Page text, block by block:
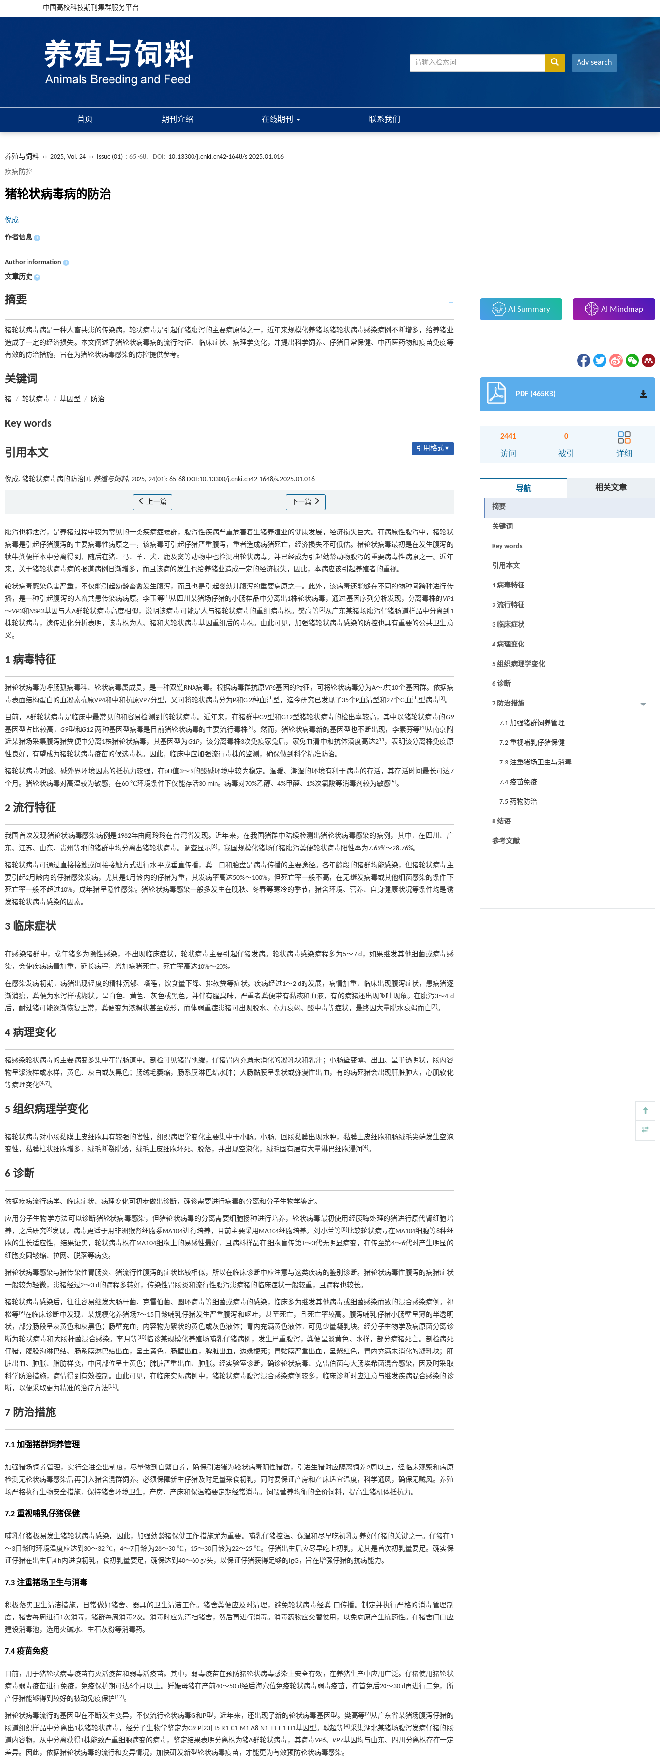
中国高校科技期刊集群服务平台
Adv search
首页 期刊介绍 在线期刊 联系我们
养殖与饲料 ›› 2025, Vol. 24 ›› Issue (01) : 65 -68. DOI: 10.13300/j.cnki.cn42-1648/s.2025.01.016
疾病防控
猪轮状病毒病的防治
倪成
作者信息 +
Author information +
文章历史 +
摘要
猪轮状病毒病是一种人畜共患的传染病，轮状病毒是引起仔猪腹泻的主要病原体之一，近年来规模化养猪场猪轮状病毒感染病例不断增多，给养猪业
造成了一定的经济损失。本文阐述了猪轮状病毒病的流行特征、临床症状、病理学变化，并提出科学饲养、仔猪日常保健、中西医药物和疫苗免疫等
有效的防治措施，旨在为猪轮状病毒感染的防控提供参考。
关键词
猪 / 轮状病毒 / 基因型 / 防治
Key words
引用本文 引用格式 ▾
倪成. 猪轮状病毒病的防治[J]. 养殖与饲料, 2025, 24(01): 65-68 DOI:10.13300/j.cnki.cn42-1648/s.2025.01.016
上一篇 下一篇
腹泻也称泄泻，是养猪过程中较为常见的一类疾病症候群，腹泻性疾病严重危害着生猪养殖业的健康发展，经济损失巨大。在病原性腹泻中，猪轮状
病毒是引起仔猪腹泻的主要病毒性病原之一，该病毒可引起仔猪严重腹泻，重者造成病猪死亡，经济损失不可低估。猪轮状病毒最初是在发生腹泻的
犊牛粪便样本中分离得到，随后在猪、马、羊、犬、鹿及禽等动物中也检测出轮状病毒，并已经成为引起幼龄动物腹泻的重要病毒性病原之一。近年
来，关于猪轮状病毒病的报道病例日渐增多，而且该病的发生也给养猪业造成一定的经济损失，因此，本病应该引起养殖者的重视。
轮状病毒感染危害严重，不仅能引起幼龄畜禽发生腹泻，而且也是引起婴幼儿腹泻的重要病原之一。此外，该病毒还能够在不同的物种间跨种进行传
播，是一种引起腹泻的人畜共患传染病病原。李玉等[1]从四川某猪场仔猪的小肠样品中分离出1株轮状病毒，通过基因序列分析发现，分离毒株的 VP1
～VP3和NSP3基因与人A群轮状病毒高度相似，说明该病毒可能是人与猪轮状病毒的重组病毒株。樊高等[2]从广东某猪场腹泻仔猪肠道样品中分离到1
株轮状病毒，遗传进化分析表明，该毒株为人、猪和犬轮状病毒基因重组后的毒株。由此可见，加强猪轮状病毒感染的防控也具有重要的公共卫生意
义。
1 病毒特征
猪轮状病毒为呼肠孤病毒科、轮状病毒属成员，是一种双链RNA病毒。根据病毒群抗原VP6基因的特征，可将轮状病毒分为A～J共10个基因群。依据病
毒表面结构蛋白的血凝素抗原VP4和中和抗原VP7分型，又可将轮状病毒分为P和G 2种血清型，迄今研究已发现了35个P血清型和27个G血清型病毒[3]。
目前，A群轮状病毒是临床中最常见的和容易检测到的轮状病毒。近年来，在猪群中G9型和G12型猪轮状病毒的检出率较高，其中以猪轮状病毒的G9
基因型占比较高， G9型和G12 两种基因型病毒是目前猪轮状病毒的主要流行毒株[3]。然而，猪轮状病毒新的基因型也不断出现，李素芬等[4]从南京附
近某猪场采集腹泻猪粪便中分离1株猪轮状病毒，其基因型为G1P，该分离毒株3次免疫家兔后，家兔血清中和抗体滴度高达211 ，表明该分离株免疫原
性良好，有望成为猪轮状病毒疫苗的候选毒株。因此，临床中应加强流行毒株的监测，确保做到科学精准防治。
猪轮状病毒对酸、碱外界环境因素的抵抗力较强，在pH值3～9的酸碱环境中较为稳定。温暖、潮湿的环境有利于病毒的存活，其存活时间最长可达7
个月。猪轮状病毒对高温较为敏感，在60 ℃环境条件下仅能存活30 min。病毒对70%乙醇、4%甲醛、1%次氯酸等消毒剂较为敏感[5]。
2 流行特征
我国首次发现猪轮状病毒感染病例是1982年由阙玲玲在台湾省发现。近年来，在我国猪群中陆续检测出猪轮状病毒感染的病例，其中，在四川、广
东、江苏、山东、贵州等地的猪群中均分离出猪轮状病毒。调查显示[6] ，我国规模化猪场仔猪腹泻粪便轮状病毒阳性率为7.69%～28.76%。
猪轮状病毒可通过直接接触或间接接触方式进行水平或垂直传播，粪—口和胎盘是病毒传播的主要途径。各年龄段的猪群均能感染，但猪轮状病毒主
要引起2月龄内的仔猪感染发病，尤其是1月龄内的仔猪为重，其发病率高达50%～100%，但死亡率一般不高，在无继发病毒或其他细菌感染的条件下
死亡率一般不超过10%，成年猪呈隐性感染。猪轮状病毒感染一般多发生在晚秋、冬春等寒冷的季节，猪舍环境、营养、自身健康状况等条件均是诱
发猪轮状病毒感染的因素。
3 临床症状
在感染猪群中，成年猪多为隐性感染，不出现临床症状，轮状病毒主要引起仔猪发病。轮状病毒感染病程多为5～7 d，如果继发其他细菌或病毒感
染，会使疾病病情加重，延长病程，增加病猪死亡，死亡率高达10%～20%。
在感染发病初期，病猪出现轻度的精神沉郁、嗜睡，饮食量下降、排软粪等症状。疾病经过1～2 d的发展，病情加重，临床出现腹泻症状，患病猪逐
渐消瘦，粪便为水泻样或糊状，呈白色、黄色、灰色或黑色，并伴有腥臭味，严重者粪便带有黏液和血液，有的病猪还出现呕吐现象。在腹泻3～4 d
后，耐过猪可能逐渐恢复正常，粪便变为浓稠状甚至成形，而体弱重症患猪可出现脱水、心力衰竭、酸中毒等症状，最终因大量脱水衰竭而亡[7]。
4 病理变化
猪感染轮状病毒的主要病变多集中在胃肠道中。剖检可见猪胃弛缓，仔猪胃内充满未消化的凝乳块和乳汁；小肠壁变薄、出血、呈半透明状，肠内容
物呈浆液样或水样，黄色、灰白或灰黑色；肠绒毛萎缩，肠系膜淋巴结水肿；大肠黏膜呈条状或弥漫性出血，有的病死猪会出现肝脏肿大，心肌软化
等病理变化[4,7]。
5 组织病理学变化
猪轮状病毒对小肠黏膜上皮细胞具有较强的嗜性，组织病理学变化主要集中于小肠。小肠、回肠黏膜出现水肿，黏膜上皮细胞和肠绒毛尖端发生空泡
变性，黏膜柱状细胞增多，绒毛断裂脱落，绒毛上皮细胞坏死、脱落，并出现空泡化，绒毛固有层有大量淋巴细胞浸润 [4]。
6 诊断
依据疾病流行病学、临床症状、病理变化可初步做出诊断，确诊需要进行病毒的分离和分子生物学鉴定。
应用分子生物学方法可以诊断猪轮状病毒感染，但猪轮状病毒的分离需要细胞接种进行培养，轮状病毒最初使用经胰酶处理的猪进行原代肾细胞培
养，之后研究[6]发现，病毒更适于用非洲猴肾细胞系MA104进行培养，目前主要采用MA104细胞培养。刘小兰等[8]比较轮状病毒在MA104细胞等8种细
胞的生长适应性，结果证实，轮状病毒株在MA104细胞上的易感性最好，且病料样品在细胞盲传第1～3代无明显病变，在传至第4～6代时产生明显的
细胞变圆皱缩、拉网、脱落等病变。
猪轮状病毒感染与猪传染性胃肠炎、猪流行性腹泻的症状比较相似，所以在临床诊断中应注意与这类疾病的鉴别诊断。猪轮状病毒性腹泻的病猪症状
一般较为轻微，患猪经过2～3 d的病程多转好，传染性胃肠炎和流行性腹泻患病猪的临床症状一般较重，且病程也较长。
猪轮状病毒感染后，往往容易继发大肠杆菌、克雷伯菌、圆环病毒等细菌或病毒的感染，临床多为继发其他病毒或细菌感染而致的混合感染病例。祁
松等[9]在临床诊断中发现，某规模化养猪场7～15日龄哺乳仔猪发生严重腹泻和呕吐，甚至死亡，且死亡率较高。腹泻哺乳仔猪小肠壁呈薄的半透明
状，部分肠段呈灰黄色和灰黑色；肠壁充血，内容物为絮状的黄色或灰色液体；胃内充满黄色液体，可见少量凝乳块。经分子生物学及病原菌分离诊
断为轮状病毒和大肠杆菌混合感染。李月等[10]临诊某规模化养殖场哺乳仔猪病例，发生严重腹泻，粪便呈淡黄色、水样，部分病猪死亡。剖检病死
仔猪，腹股沟淋巴结、肠系膜淋巴结出血，呈土黄色，肠壁出血，脾脏出血，边缘梗死；胃黏膜严重出血，呈紫红色，胃内充满未消化的凝乳块；肝
脏出血、肿胀、脂肪样变，中间部位呈土黄色；肺脏严重出血、肿胀。经实验室诊断，确诊轮状病毒、克雷伯菌与大肠埃希菌混合感染，因及时采取
科学防治措施，病情得到有效控制。由此可见，在临床实际病例中，猪轮状病毒腹泻混合感染病例较多，临床诊断时应注意与继发疾病混合感染的诊
断，以便采取更为精准的治疗方法[11]。
7 防治措施
7.1 加强猪群饲养管理
加强猪场饲养管理，实行全进全出制度，尽量做到自繁自养，确保引进猪为轮状病毒阴性猪群，引进生猪时应隔离饲养2周以上，经临床观察和病原
检测无轮状病毒感染后再引入猪舍混群饲养。必须保障新生仔猪及时足量采食初乳，同时要保证产房和产床适宜温度，科学通风，确保无贼风。养殖
场严格执行生物安全措施，保持猪舍环境卫生，产房、产床和保温箱要定期经常消毒。饲喂营养均衡的全价饲料，提高生猪机体抵抗力。
7.2 重视哺乳仔猪保健
哺乳仔猪极易发生猪轮状病毒感染，因此，加强幼龄猪保健工作措施尤为重要。哺乳仔猪控温、保温和尽早吃初乳是养好仔猪的关键之一。仔猪在1
～3日龄时环境温度应达到30～32 ℃，4～7日龄为28～30 ℃，15～30日龄为22～25 ℃。仔猪出生后应尽早吃上初乳，尤其是首次初乳量要足。确实保
证仔猪在出生后4 h内进食初乳，食初乳量要足，确保达到40～60 g/头，以保证仔猪获得足够的IgG，旨在增强仔猪的抗病能力。
7.3 注重猪场卫生与消毒
积极落实卫生清洁措施，日常做好猪舍、器具的卫生清洁工作。猪舍粪便应及时清理，避免轮状病毒经粪-口传播。制定并执行严格的消毒管理制
度，猪舍每周进行1次消毒，猪群每周消毒2次。消毒时应先清扫猪舍，然后再进行消毒。消毒药物应交替使用，以免病原产生抗药性。在猪舍门口应
建设消毒池，选用火碱水、生石灰粉等消毒药。
7.4 疫苗免疫
目前，用于猪轮状病毒疫苗有灭活疫苗和弱毒活疫苗。其中，弱毒疫苗在预防猪轮状病毒感染上安全有效，在养猪生产中应用广泛。仔猪使用猪轮状
病毒弱毒疫苗进行免疫，免疫保护期可达6个月以上。妊娠母猪在产前40～50 d经后海穴位免疫轮状病毒弱毒疫苗，在首免后20～30 d再进行二免，所
产仔猪能够得到较好的被动免疫保护[12]。
猪轮状病毒流行的基因型在不断发生变异，不仅流行轮状病毒G和P型，近年来，还出现了新的轮状病毒基因型。樊高等[2]从广东省某猪场腹泻仔猪的
肠道组织样品中分离出1株猪轮状病毒，经分子生物学鉴定为G9-P[23]-I5-R1-C1-M1-A8-N1-T1-E1-H1基因型。耿超等[4]采集湖北某猪场腹泻发病仔猪的肠
道内容物，从中分离获得1株能致严重细胞病变的病毒，鉴定结果表明分离株为猪A群轮状病毒，其病毒VP6、 VP7基因均与山东、四川分离株存在一定
差异。因此，依据猪轮状病毒的流行和变异情况，加快研发新型轮状病毒疫苗，才能更为有效预防轮状病毒感染。
AI Summary AI Mindmap
PDF (465KB)
2441
访问
0
被引 详细
导航 相关文章
摘要
关键词
Key words
引用本文
1 病毒特征
2 流行特征
3 临床症状
4 病理变化
5 组织病理学变化
6 诊断
7 防治措施
7.1 加强猪群饲养管理
7.2 重视哺乳仔猪保健
7.3 注重猪场卫生与消毒
7.4 疫苗免疫
7.5 药物防治
8 结语
参考文献